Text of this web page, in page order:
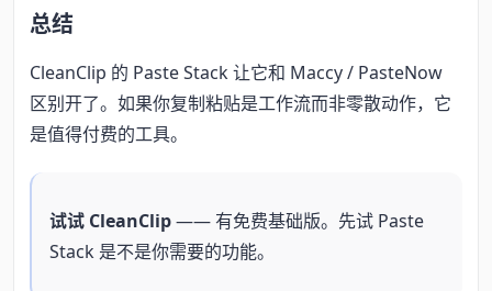
总结
CleanClip 的 Paste Stack 让它和 Maccy / PasteNow
区别开了。如果你复制粘贴是工作流而非零散动作，它
是值得付费的工具。
试试 CleanClip—— 有免费基础版。先试 Paste
Stack 是不是你需要的功能。